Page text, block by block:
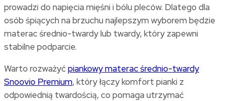
prowadzi do napięcia mięśni i bólu pleców. Dlatego dla
osób śpiących na brzuchu najlepszym wyborem będzie
materac średnio-twardy lub twardy, który zapewni
stabilne podparcie.
Warto rozważyćpiankowy materac średnio-twardy
Snoovio Premium, który łączy komfort pianki z
odpowiednią twardością, co pomaga utrzymać